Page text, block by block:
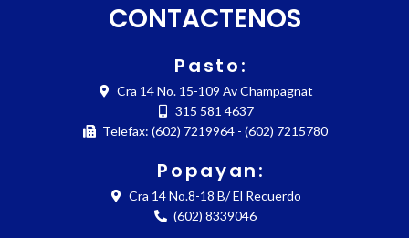
CONTACTENOS
Pasto:
Cra 14 No. 15-109 Av Champagnat
315 581 4637
Telefax: (602) 7219964 - (602) 7215780
Popayan:
Cra 14 No.8-18 B/ El Recuerdo
(602) 8339046